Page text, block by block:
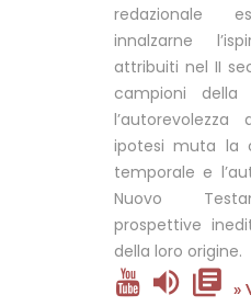
redazionale
innalzarne
attribuiti nel II
campioni
ipotesi muta la
temporale e
Nuovo
prospettive
della loro origine.
»